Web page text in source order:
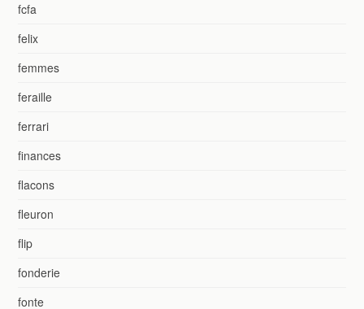
fcfa
felix
femmes
feraille
ferrari
finances
flacons
fleuron
flip
fonderie
fonte